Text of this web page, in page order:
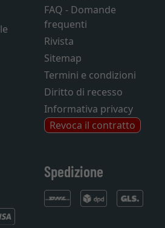
FAQ - Domande
frequenti
Rivista
Sitemap
Termini e condizioni
Diritto di recesso
Informativa privacy
Revoca il contratto
Spedizione